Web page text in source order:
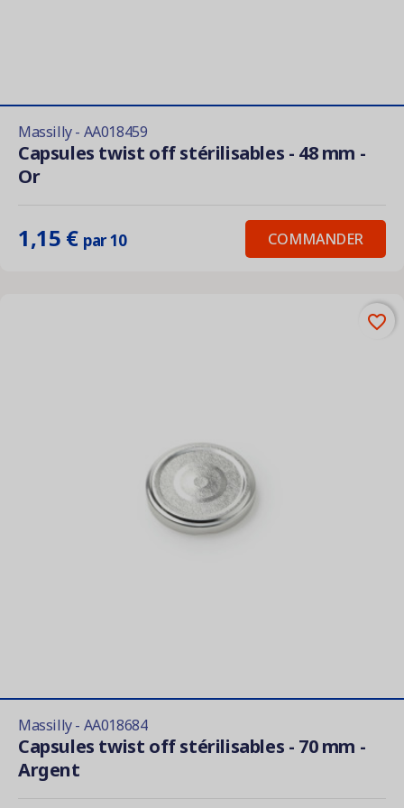
Massilly - AA018459
Capsules twist off stérilisables - 48 mm -
Or
1,15 € par 10 COMMANDER
Massilly - AA018684
Capsules twist off stérilisables - 70 mm -
Argent
favorite_border